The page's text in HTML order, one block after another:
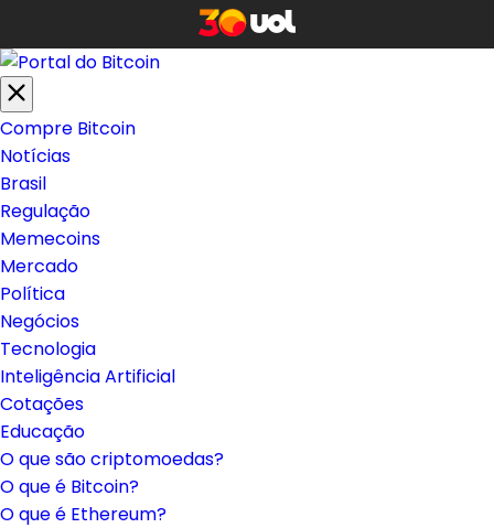
Compre Bitcoin
Notícias
Brasil
Regulação
Memecoins
Mercado
Política
Negócios
Tecnologia
Inteligência Artificial
Cotações
Educação
O que são criptomoedas?
O que é Bitcoin?
O que é Ethereum?